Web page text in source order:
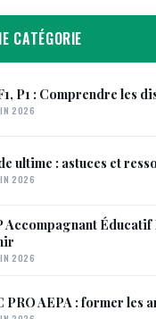
CATÉGORIE
P1 : Comprendre les
2026
ultime : astuces et
2026
Accompagnant
2026
PRO AEPA : former les